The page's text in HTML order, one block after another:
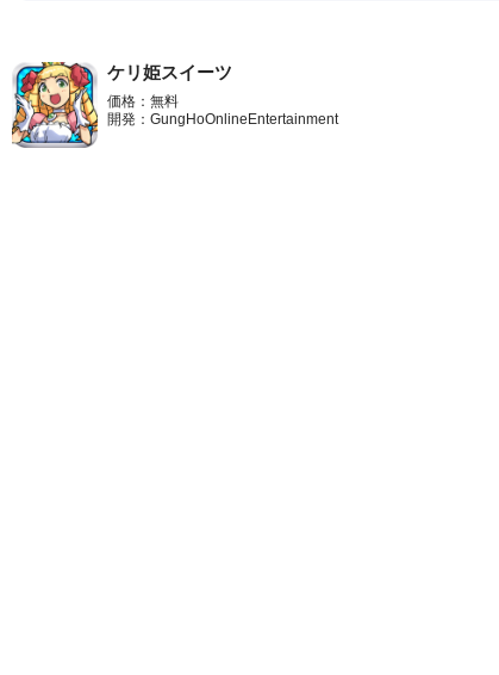
ケリ姫スイーツ
価格：無料
開発：GungHoOnlineEntertainment